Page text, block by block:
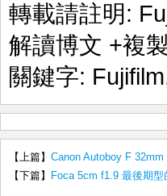
轉載請註明:
解讀博文 +複
關鍵字: Fujifilm
【上篇】 Canon Autoboy F
【下篇】
Foca 5cm f1.9 最後期型